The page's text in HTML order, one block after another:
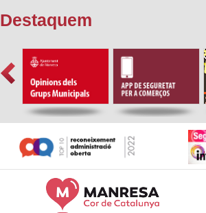
Destaquem